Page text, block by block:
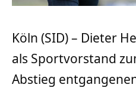
Köln (SID) – Dieter
als Sportvorstand
Abstieg